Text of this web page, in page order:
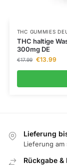
THC GUMMIES
THC haltige
300mg DE
€17.99 €13.99
Lieferung
Lieferung am
Rückgabe